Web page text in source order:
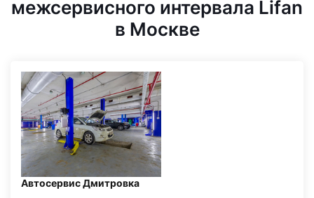
межсервисного интервала Lifan
в Москве
Автосервис Дмитровка